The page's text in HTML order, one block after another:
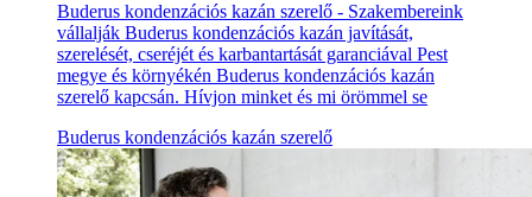
Buderus kondenzációs kazán szerelő - Szakembereink
vállalják Buderus kondenzációs kazán javítását,
szerelését, cseréjét és karbantartását garanciával Pest
megye és környékén Buderus kondenzációs kazán
szerelő kapcsán. Hívjon minket és mi örömmel se
Buderus kondenzációs kazán szerelő